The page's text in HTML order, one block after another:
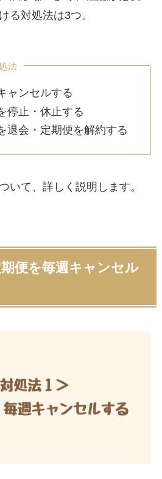
る対処法は3つ。
法
ャンセルする
停止・休止する
退会・定期便を解約する
いて、詳しく説明します。
期便を毎週キャンセル